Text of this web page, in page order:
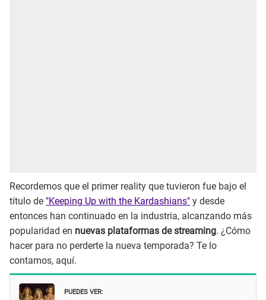
Recordemos que el primer reality que tuvieron fue bajo el
título de "Keeping Up with the Kardashians" y desde
entonces han continuado en la industria, alcanzando más
popularidad en nuevas plataformas de streaming. ¿Cómo
hacer para no perderte la nueva temporada? Te lo
contamos, aquí.
PUEDES VER: